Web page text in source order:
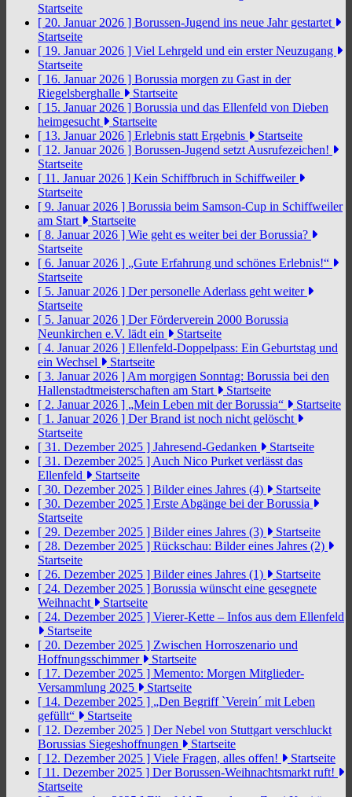
Startseite
[ 20. Januar 2026 ] Borussen-Jugend ins neue Jahr gestartet
Startseite
[ 19. Januar 2026 ] Viel Lehrgeld und ein erster Neuzugang
Startseite
[ 16. Januar 2026 ] Borussia morgen zu Gast in der
Riegelsberghalle
Startseite
[ 15. Januar 2026 ] Borussia und das Ellenfeld von Dieben
heimgesucht
Startseite
[ 13. Januar 2026 ] Erlebnis statt Ergebnis
Startseite
[ 12. Januar 2026 ] Borussen-Jugend setzt Ausrufezeichen!
Startseite
[ 11. Januar 2026 ] Kein Schiffbruch in Schiffweiler
Startseite
[ 9. Januar 2026 ] Borussia beim Samson-Cup in Schiffweiler
am Start
Startseite
[ 8. Januar 2026 ] Wie geht es weiter bei der Borussia?
Startseite
[ 6. Januar 2026 ] „Gute Erfahrung und schönes Erlebnis!“
Startseite
[ 5. Januar 2026 ] Der personelle Aderlass geht weiter
Startseite
[ 5. Januar 2026 ] Der Förderverein 2000 Borussia
Neunkirchen e.V. lädt ein
Startseite
[ 4. Januar 2026 ] Ellenfeld-Doppelpass: Ein Geburtstag und
ein Wechsel
Startseite
[ 3. Januar 2026 ] Am morgigen Sonntag: Borussia bei den
Hallenstadtmeisterschaften am Start
Startseite
[ 2. Januar 2026 ] „Mein Leben mit der Borussia“
Startseite
[ 1. Januar 2026 ] Der Brand ist noch nicht gelöscht
Startseite
[ 31. Dezember 2025 ] Jahresend-Gedanken
Startseite
[ 31. Dezember 2025 ] Auch Nico Purket verlässt das
Ellenfeld
Startseite
[ 30. Dezember 2025 ] Bilder eines Jahres (4)
Startseite
[ 30. Dezember 2025 ] Erste Abgänge bei der Borussia
Startseite
[ 29. Dezember 2025 ] Bilder eines Jahres (3)
Startseite
[ 28. Dezember 2025 ] Rückschau: Bilder eines Jahres (2)
Startseite
[ 26. Dezember 2025 ] Bilder eines Jahres (1)
Startseite
[ 24. Dezember 2025 ] Borussia wünscht eine gesegnete
Weihnacht
Startseite
[ 24. Dezember 2025 ] Vierer-Kette – Infos aus dem Ellenfeld
Startseite
[ 20. Dezember 2025 ] Zwischen Horroszenario und
Hoffnungsschimmer
Startseite
[ 17. Dezember 2025 ] Memento: Morgen Mitglieder-
Versammlung 2025
Startseite
[ 14. Dezember 2025 ] „Den Begriff `Verein´ mit Leben
gefüllt“
Startseite
[ 12. Dezember 2025 ] Der Nebel von Stuttgart verschluckt
Borussias Siegeshoffnungen
Startseite
[ 12. Dezember 2025 ] Viele Fragen, alles offen!
Startseite
[ 11. Dezember 2025 ] Der Borussen-Weihnachtsmarkt ruft!
Startseite